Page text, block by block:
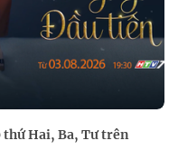
thứ Hai, Ba, Tư trên